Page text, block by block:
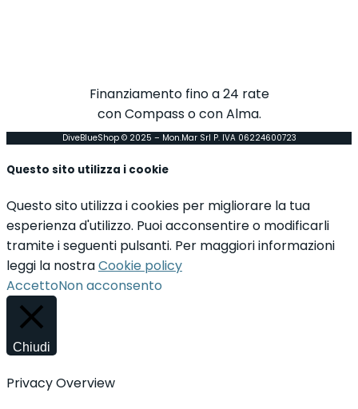
Finanziamento fino a 24 rate
con Compass o con Alma.
DiveBlueShop © 2025 – Mon.Mar Srl P. IVA 06224600723
Questo sito utilizza i cookie
Questo sito utilizza i cookies per migliorare la tua
esperienza d'utilizzo. Puoi acconsentire o modificarli
tramite i seguenti pulsanti. Per maggiori informazioni
leggi la nostraCookie policy
AccettoNon acconsento
Chiudi
Privacy Overview